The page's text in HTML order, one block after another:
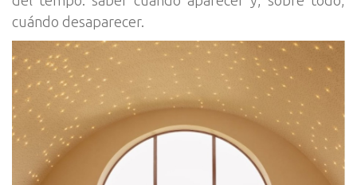
cuándo desaparecer.